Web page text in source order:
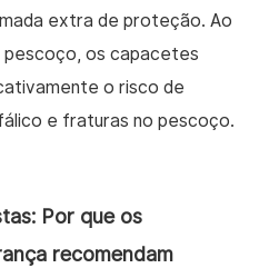
extra de proteção. Ao
os capacetes
o risco de
e fraturas no pescoço.
Por que os
recomendam